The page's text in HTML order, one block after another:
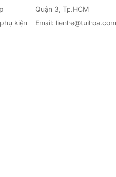
kiện
Quận 3, Tp.HCM
Email: lienhe@tuihoa.com